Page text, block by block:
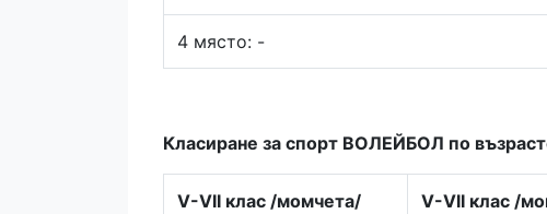
4 място: -
Класиране за спорт ВОЛЕЙБОЛ по
V-VII клас /момчета/ V-VII клас /